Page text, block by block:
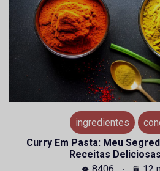
ingredientes
Curry Em Pasta: Meu
Receitas